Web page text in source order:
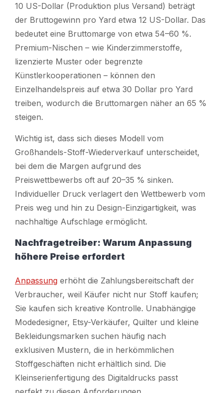
10 US-Dollar (Produktion plus Versand) beträgt
der Bruttogewinn pro Yard etwa 12 US-Dollar. Das
bedeutet eine Bruttomarge von etwa 54–60 %.
Premium-Nischen – wie Kinderzimmerstoffe,
lizenzierte Muster oder begrenzte
Künstlerkooperationen – können den
Einzelhandelspreis auf etwa 30 Dollar pro Yard
treiben, wodurch die Bruttomargen näher an 65 %
steigen.
Wichtig ist, dass sich dieses Modell vom
Großhandels-Stoff-Wiederverkauf unterscheidet,
bei dem die Margen aufgrund des
Preiswettbewerbs oft auf 20–35 % sinken.
Individueller Druck verlagert den Wettbewerb vom
Preis weg und hin zu Design-Einzigartigkeit, was
nachhaltige Aufschlage ermöglicht.
Nachfragetreiber: Warum Anpassung
höhere Preise erfordert
Anpassung erhöht die Zahlungsbereitschaft der
Verbraucher, weil Käufer nicht nur Stoff kaufen;
Sie kaufen sich kreative Kontrolle. Unabhängige
Modedesigner, Etsy-Verkäufer, Quilter und kleine
Bekleidungsmarken suchen häufig nach
exklusiven Mustern, die in herkömmlichen
Stoffgeschäften nicht erhältlich sind. Die
Kleinserienfertigung des Digitaldrucks passt